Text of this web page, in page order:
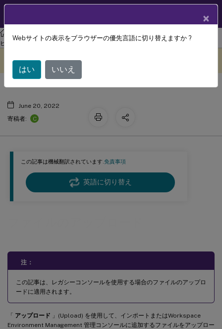
ワークスペース環境管理
Workspace Environment Managementサー
ビス
この記事は機械翻訳されています.免責事項
英語に切り替え
注：
この記事は、レガシーコンソールを使用する場合のファイルのアップロ
ードに適用されます。
「 アップロード 」(Upload) を使用して、インポートまたはWorkspace
Environment Management 管理コンソールに追加するファイルをアップロー
翻訳されています。
ファイルのアップロード
June 20, 2022
寄稿者:
C
×
Webサイトの表示をブラウザーの優先言語に切り替えますか ?
はい いいえ